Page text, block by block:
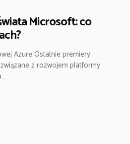
Microsoft: co
Azure Ostatnie premiery
z rozwojem platformy